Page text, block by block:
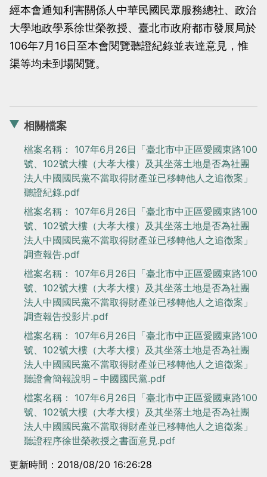
經本會通知利害關係人中華民國民眾服務總社、政治
大學地政學系徐世榮教授、臺北市政府都市發展局於
106年7月16日至本會閱覽聽證紀錄並表達意見，惟
渠等均未到場閱覽。
相關檔案
檔案名稱： 107年6月26日「臺北市中正區愛國東路100
號、102號大樓（大孝大樓）及其坐落土地是否為社團
法人中國國民黨不當取得財產並已移轉他人之追徵案」
聽證紀錄.pdf
檔案名稱： 107年6月26日「臺北市中正區愛國東路100
號、102號大樓（大孝大樓）及其坐落土地是否為社團
法人中國國民黨不當取得財產並已移轉他人之追徵案」
調查報告.pdf
檔案名稱： 107年6月26日「臺北市中正區愛國東路100
號、102號大樓（大孝大樓）及其坐落土地是否為社團
法人中國國民黨不當取得財產並已移轉他人之追徵案」
調查報告投影片.pdf
檔案名稱： 107年6月26日「臺北市中正區愛國東路100
號、102號大樓（大孝大樓）及其坐落土地是否為社團
法人中國國民黨不當取得財產並已移轉他人之追徵案」
聽證會簡報說明－中國國民黨.pdf
檔案名稱： 107年6月26日「臺北市中正區愛國東路100
號、102號大樓（大孝大樓）及其坐落土地是否為社團
法人中國國民黨不當取得財產並已移轉他人之追徵案」
聽證程序徐世榮教授之書面意見.pdf
更新時間：2018/08/20 16:26:28